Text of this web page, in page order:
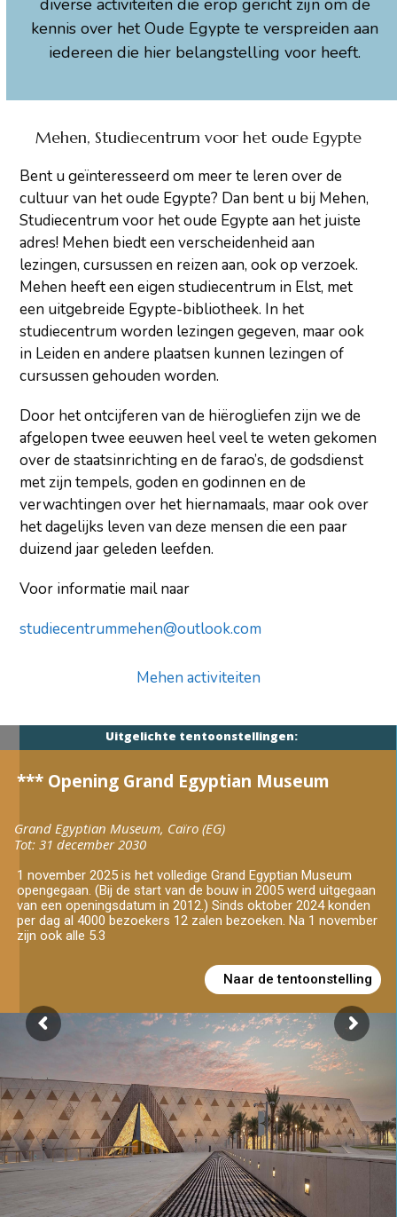
diverse activiteiten die erop gericht zijn om de
kennis over het Oude Egypte te verspreiden aan
iedereen die hier belangstelling voor heeft.
Mehen, Studiecentrum voor het oude Egypte
Bent u geïnteresseerd om meer te leren over de
cultuur van het oude Egypte? Dan bent u bij Mehen,
Studiecentrum voor het oude Egypte aan het juiste
adres! Mehen biedt een verscheidenheid aan
lezingen, cursussen en reizen aan, ook op verzoek.
Mehen heeft een eigen studiecentrum in Elst, met
een uitgebreide Egypte-bibliotheek. In het
studiecentrum worden lezingen gegeven, maar ook
in Leiden en andere plaatsen kunnen lezingen of
cursussen gehouden worden.
Door het ontcijferen van de hiërogliefen zijn we de
afgelopen twee eeuwen heel veel te weten gekomen
over de staatsinrichting en de farao’s, de godsdienst
met zijn tempels, goden en godinnen en de
verwachtingen over het hiernamaals, maar ook over
het dagelijks leven van deze mensen die een paar
duizend jaar geleden leefden.
Voor informatie mail naar
studiecentrummehen@outlook.com
Mehen activiteiten
*** Opening Grand Egyptian Museum
1 november 2025 is het volledige Grand Egyptian Museum
opengegaan. (Bij de start van de bouw in 2005 werd uitgegaan
van een openingsdatum in 2012.) Sinds oktober 2024 konden
per dag al 4000 bezoekers 12 zalen bezoeken. Na 1 november
zijn ook alle 5.3
Uitgelichte tentoonstellingen:
Grand Egyptian Museum, Caïro (EG)
Tot: 31 december 2030
Naar de tentoonstelling